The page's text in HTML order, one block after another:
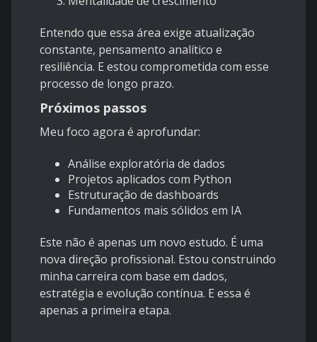
Entendo que essa área exige atualização
constante, pensamento analítico e
resiliência. E estou comprometida com esse
processo de longo prazo.
Próximos passos
Meu foco agora é aprofundar:
Análise exploratória de dados
Projetos aplicados com Python
Estruturação de dashboards
Fundamentos mais sólidos em IA
Este não é apenas um novo estudo. É uma
nova direção profissional. Estou construindo
minha carreira com base em dados,
estratégia e evolução contínua. E essa é
apenas a primeira etapa.